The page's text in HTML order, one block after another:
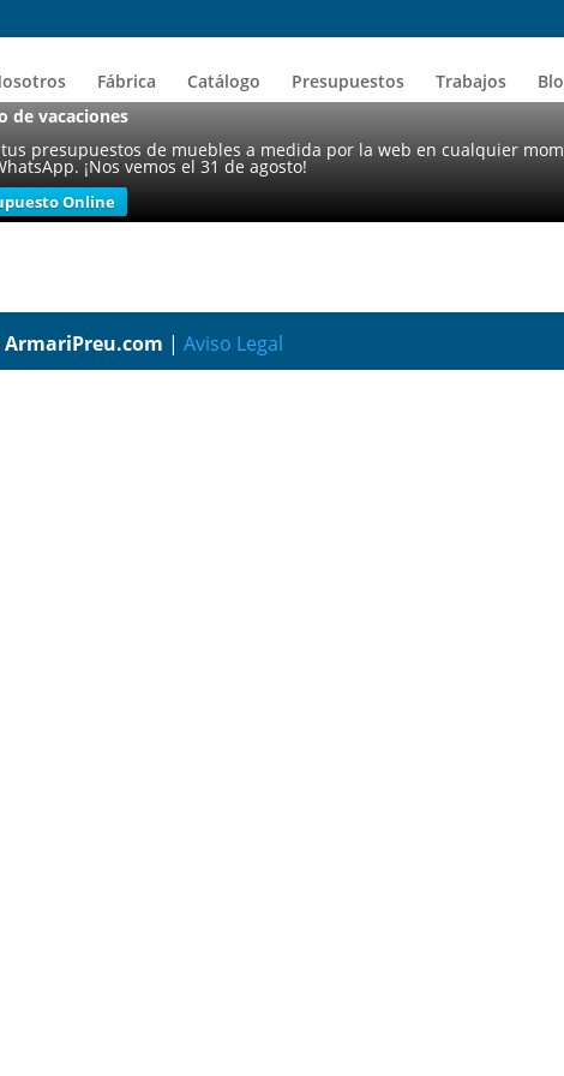
de vacaciones
presupuestos de muebles a medida por la web en cualquier
¡Nos vemos el 31 de agosto!
Online
Fábrica Catálogo Presupuestos Trabajos
ArmariPreu.com | Aviso Legal